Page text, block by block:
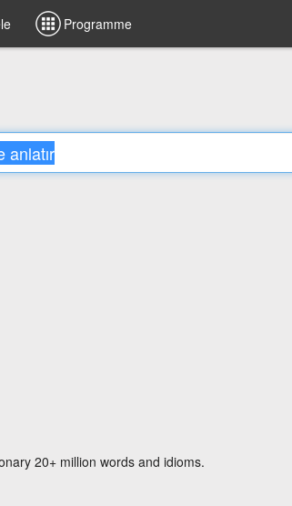
Programme
20+ million words and idioms.